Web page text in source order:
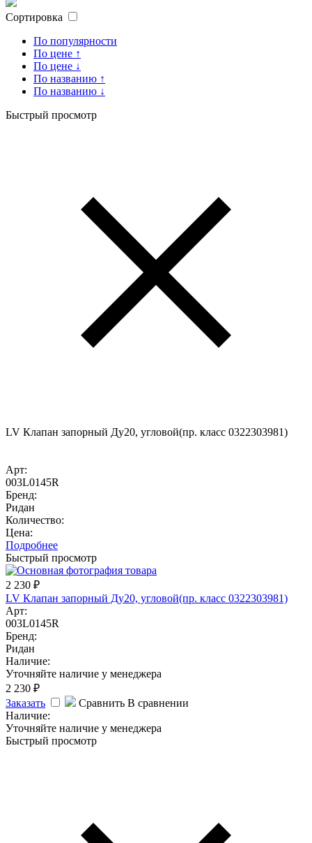
Сортировка
По популярности
По цене ↑
По цене ↓
По названию ↑
По названию ↓
Быстрый просмотр
LV Клапан запорный Ду20, угловой(пр. класс 0322303981)
Арт:
003L0145R
Бренд:
Ридан
Количество:
Цена:
Подробнее
Быстрый просмотр
2 230 ₽
LV Клапан запорный Ду20, угловой(пр. класс 0322303981)
Арт:
003L0145R
Бренд:
Ридан
Наличие:
Уточняйте наличие у менеджера
2 230 ₽
Заказать
Сравнить В сравнении
Наличие:
Уточняйте наличие у менеджера
Быстрый просмотр